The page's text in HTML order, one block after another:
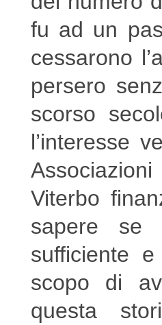
fu ad un
cessarono
persero
scorso
l’interesse
Viterbo
sapere se
sufficiente
scopo di
questa